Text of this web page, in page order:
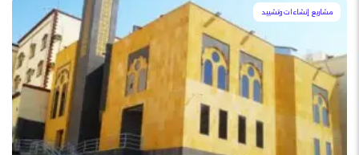
مشاريع إنشاءات وتشييد